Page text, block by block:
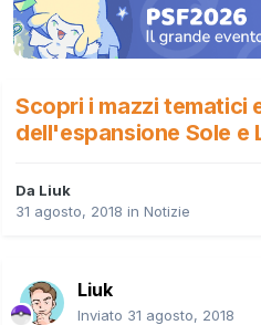
Scopri i mazzi tematici
dell'espansione Sole e
Da Liuk
31 agosto, 2018 in Notizie
Liuk
Inviato 31 agosto, 2018